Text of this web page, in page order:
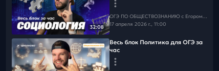
📲Макс
32:08
17 апреля 2026 г., 11:00
Весь блок Политика для ОГЭ за
час